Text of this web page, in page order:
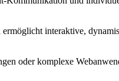
interaktive,
oder komplexe